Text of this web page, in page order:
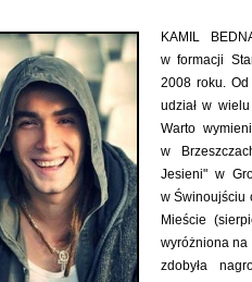
KAMIL
w formacji
2008 roku.
udział w
Warto
w
Jesieni" w
w Świnoujściu
Mieście
wyróżniona na
zdobyła